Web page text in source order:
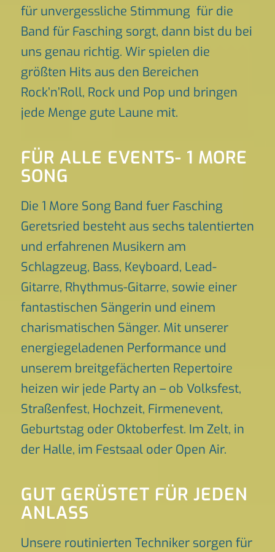
für unvergessliche Stimmung für die
Band für Fasching sorgt, dann bist du bei
uns genau richtig. Wir spielen die
größten Hits aus den Bereichen
Rock’n’Roll, Rock und Pop und bringen
jede Menge gute Laune mit.
FÜR ALLE EVENTS- 1 MORE
SONG
Die 1 More Song Band fuer Fasching
Geretsried besteht aus sechs talentierten
und erfahrenen Musikern am
Schlagzeug, Bass, Keyboard, Lead-
Gitarre, Rhythmus-Gitarre, sowie einer
fantastischen Sängerin und einem
charismatischen Sänger. Mit unserer
energiegeladenen Performance und
unserem breitgefächerten Repertoire
heizen wir jede Party an – ob Volksfest,
Straßenfest, Hochzeit, Firmenevent,
Geburtstag oder Oktoberfest. Im Zelt, in
der Halle, im Festsaal oder Open Air.
GUT GERÜSTET FÜR JEDEN
ANLASS
Unsere routinierten Techniker sorgen für